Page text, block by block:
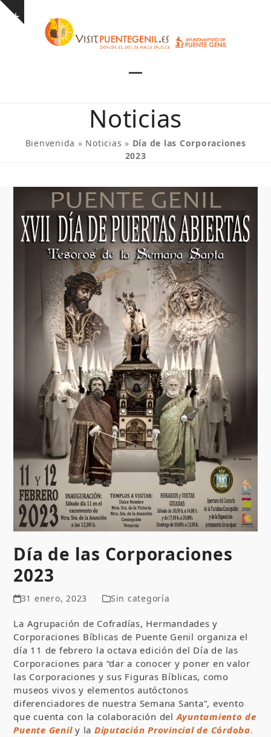
Skip
Show
mobile
menu
mobile
menu
Noticias
Bienvenida » Noticias » Día de las Corporaciones
2023
Día de las Corporaciones
2023
31 enero, 2023 Sin categoría
La Agrupación de Cofradías, Hermandades y
Corporaciones Bíblicas de Puente Genil organiza el
día 11 de febrero la octava edición del Día de las
Corporaciones para “dar a conocer y poner en valor
las Corporaciones y sus Figuras Bíblicas, como
museos vivos y elementos autóctonos
diferenciadores de nuestra Semana Santa”, evento
que cuenta con la colaboración delAyuntamiento de
Puente Genily la Diputación Provincial de Córdoba.